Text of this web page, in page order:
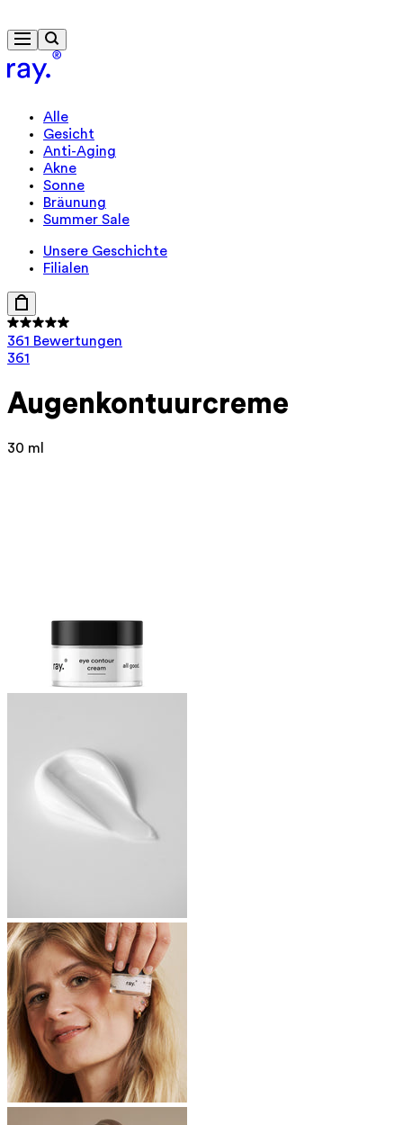
Alle
Gesicht
Anti-Aging
Akne
Sonne
Bräunung
Summer Sale
Unsere Geschichte
Filialen
361 Bewertungen
361
Augenkontuurcreme
30 ml